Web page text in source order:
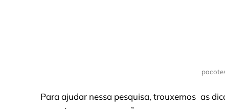
Para ajudar nessa pesquisa, trouxemos as